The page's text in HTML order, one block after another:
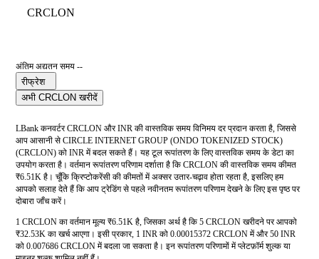
CRCLON
अंतिम अद्यतन समय --
रीफ्रेश
अभी CRCLON खरीदें
LBank कनवर्टर CRCLON और INR की वास्तविक समय विनिमय दर प्रदान करता है, जिससे
आप आसानी से CIRCLE INTERNET GROUP (ONDO TOKENIZED STOCK)
(CRCLON) को INR में बदल सकते हैं। यह टूल रूपांतरण के लिए वास्तविक समय के डेटा का
उपयोग करता है। वर्तमान रूपांतरण परिणाम दर्शाता है कि CRCLON की वास्तविक समय कीमत
₹6.51K है। चूँकि क्रिप्टोकरेंसी की कीमतों में अक्सर उतार-चढ़ाव होता रहता है, इसलिए हम
आपको सलाह देते हैं कि आप ट्रेडिंग से पहले नवीनतम रूपांतरण परिणाम देखने के लिए इस पृष्ठ पर
दोबारा जाँच करें।
1 CRCLON का वर्तमान मूल्य ₹6.51K है, जिसका अर्थ है कि 5 CRCLON खरीदने पर आपको
₹32.53K का खर्च आएगा। इसी प्रकार, 1 INR को 0.00015372 CRCLON में और 50 INR
को 0.007686 CRCLON में बदला जा सकता है। इन रूपांतरण परिणामों में प्लेटफ़ॉर्म शुल्क या